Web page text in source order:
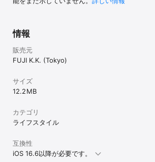
情報
販売元
FUJI K.K. (Tokyo)
サイズ
12.2 MB
カテゴリ
ライフスタイル
互換性
iOS 16.6以降が必要です。